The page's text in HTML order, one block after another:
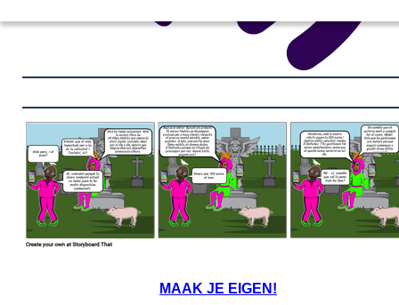
MAAK JE EIGEN!